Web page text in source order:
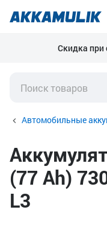
Скидка при
Автомобильные
(77 Ah)
L3